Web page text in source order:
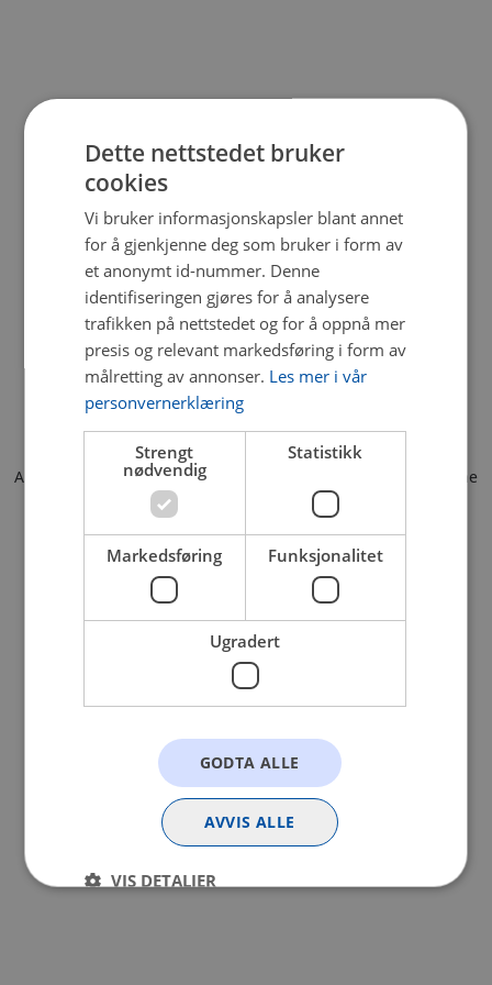
Application error: a client-side exception has occurred (see the
browser console for more information).
Dette nettstedet bruker
cookies
Vi bruker informasjonskapsler blant annet
for å gjenkjenne deg som bruker i form av
et anonymt id-nummer. Denne
identifiseringen gjøres for å analysere
trafikken på nettstedet og for å oppnå mer
presis og relevant markedsføring i form av
målretting av annonser. Les mer i vår
personvernerklæring
Strengt
nødvendig
Statistikk
Markedsføring Funksjonalitet
Ugradert
GODTA ALLE
AVVIS ALLE
VIS DETALJER